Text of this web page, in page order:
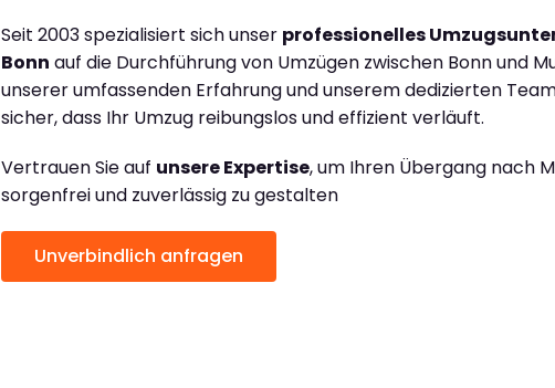
Seit 2003 spezialisiert sich unser professionelles
Bonn auf die Durchführung von Umzügen zwischen Bonn und
unserer umfassenden Erfahrung und unserem dedizierten
sicher, dass Ihr Umzug reibungslos und effizient verläuft.
Vertrauen Sie auf unsere Expertise, um Ihren Übergang nach
sorgenfrei und zuverlässig zu gestalten
Unverbindlich anfragen